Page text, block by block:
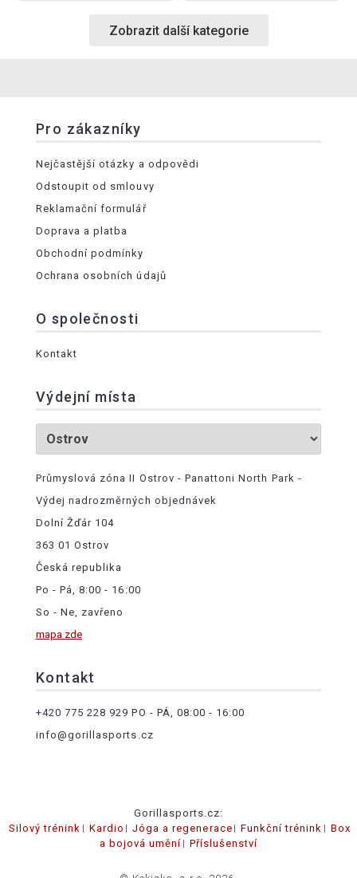
Zobrazit další kategorie
Pro zákazníky
Nejčastější otázky a odpovědi
Odstoupit od smlouvy
Reklamační formulář
Doprava a platba
Obchodní podmínky
Ochrana osobních údajů
O společnosti
Kontakt
Výdejní místa
Průmyslová zóna II Ostrov - Panattoni North Park -
Výdej nadrozměrných objednávek
Dolní Žďár 104
363 01 Ostrov
Česká republika
Po - Pá, 8:00 - 16:00
So - Ne, zavřeno
mapa zde
Kontakt
+420 775 228 929 PO - PÁ, 08:00 - 16:00
info@gorillasports.cz
Gorillasports.cz:
Silový trénink
Kardio Jóga a regenerace Funkční trénink
Box
a bojová umění
Příslušenství